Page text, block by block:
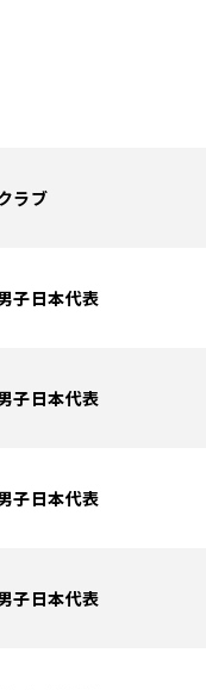
ラブ
子日本代表
子日本代表
子日本代表
子日本代表